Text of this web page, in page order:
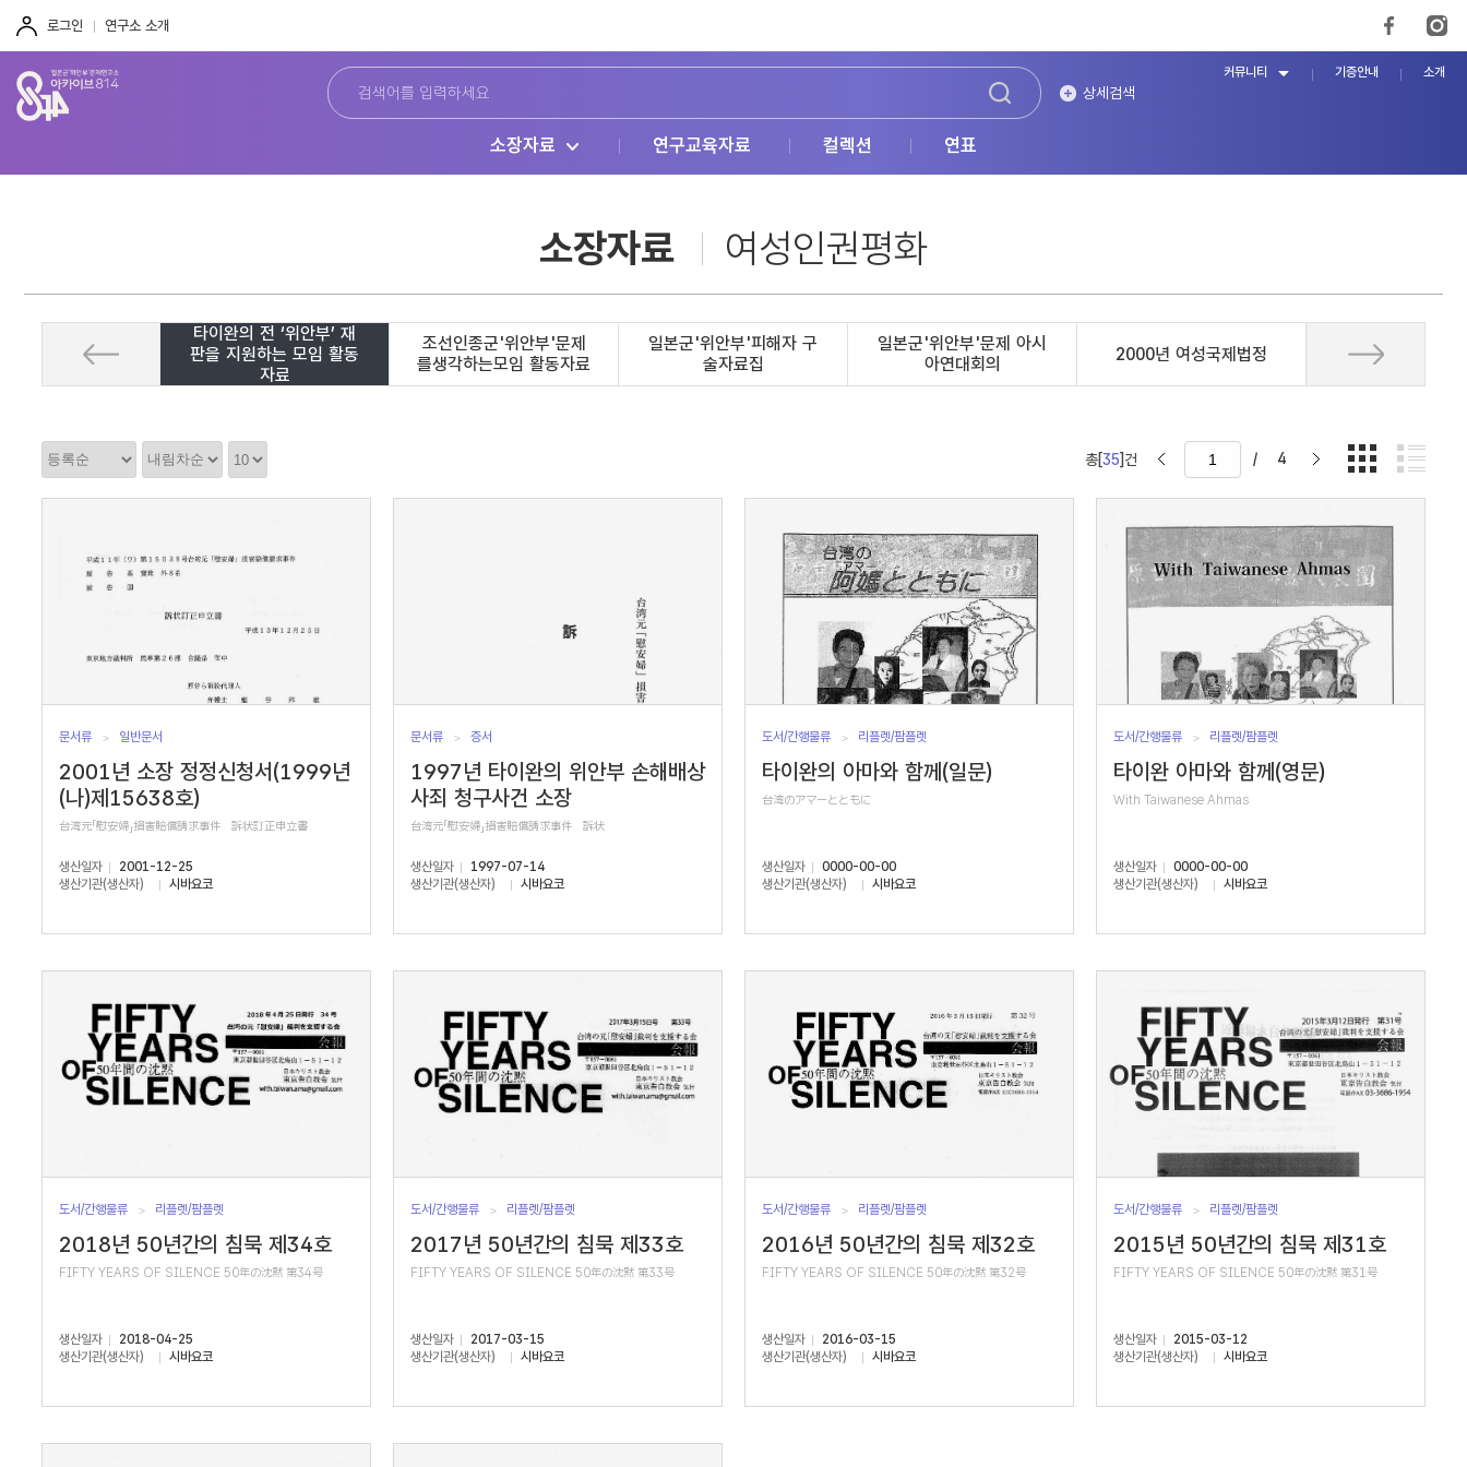
로그인 연구소 소개
상세검색
소장자료 연구교육자료 컬렉션 연표
커뮤니티 기증안내 소개
소장자료 여성인권평화
타이완의 전 ‘위안부’ 재
판을 지원하는 모임 활동
자료
조선인종군'위안부'문제
를생각하는모임 활동자료
일본군'위안부'피해자 구
술자료집
일본군'위안부'문제 아시
아연대회의
2000년 여성국제법정
정
렬
정
렬
순
서
정
렬
갯
수
총[35]건 / 4
문서류 일반문서
2001년 소장 정정신청서(1999년
(나)제15638호)
台湾元「慰安婦」損害賠償請求事件 訴状訂正申立書
생산일자
2001-12-25
생산기관(생산자)
시바요코
문서류 증서
1997년 타이완의 위안부 손해배상
사죄 청구사건 소장
台湾元「慰安婦」損害賠償請求事件 訴状
생산일자
1997-07-14
생산기관(생산자)
시바요코
도서/간행물류 리플렛/팜플렛
타이완의 아마와 함께(일문)
台湾のアマーとともに
생산일자
0000-00-00
생산기관(생산자)
시바요코
도서/간행물류 리플렛/팜플렛
타이완 아마와 함께(영문)
With Taiwanese Ahmas
생산일자
0000-00-00
생산기관(생산자)
시바요코
도서/간행물류 리플렛/팜플렛
2018년 50년간의 침묵 제34호
FIFTY YEARS OF SILENCE 50年の沈黙 第34号
생산일자
2018-04-25
생산기관(생산자)
시바요코
도서/간행물류 리플렛/팜플렛
2017년 50년간의 침묵 제33호
FIFTY YEARS OF SILENCE 50年の沈黙 第33号
생산일자
2017-03-15
생산기관(생산자)
시바요코
도서/간행물류 리플렛/팜플렛
2016년 50년간의 침묵 제32호
FIFTY YEARS OF SILENCE 50年の沈黙 第32号
생산일자
2016-03-15
생산기관(생산자)
시바요코
도서/간행물류 리플렛/팜플렛
2015년 50년간의 침묵 제31호
FIFTY YEARS OF SILENCE 50年の沈黙 第31号
생산일자
2015-03-12
생산기관(생산자)
시바요코